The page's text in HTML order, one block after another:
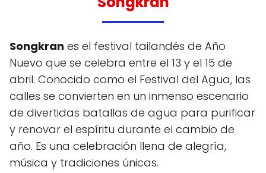
Songkran es el festival tailandés de Año
Nuevo que se celebra entre el 13 y el 15 de
abril. Conocido como el Festival del Agua, las
calles se convierten en un inmenso escenario
de divertidas batallas de agua para purificar
y renovar el espíritu durante el cambio de
año. Es una celebración llena de alegría,
música y tradiciones únicas.